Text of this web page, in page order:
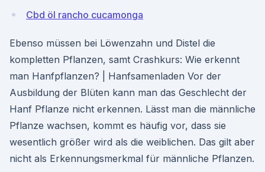
Cbd öl rancho cucamonga
Ebenso müssen bei Löwenzahn und Distel die
kompletten Pflanzen, samt Crashkurs: Wie erkennt
man Hanfpflanzen? | Hanfsamenladen Vor der
Ausbildung der Blüten kann man das Geschlecht der
Hanf Pflanze nicht erkennen. Lässt man die männliche
Pflanze wachsen, kommt es häufig vor, dass sie
wesentlich größer wird als die weiblichen. Das gilt aber
nicht als Erkennungsmerkmal für männliche Pflanzen.